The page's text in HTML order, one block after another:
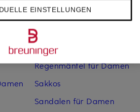
Leinenhosen für Herren
Leinenkleider
Maxikleider
Regenmäntel für Damen
Sakkos
Sandalen für Damen
EINSTELLUNGEN